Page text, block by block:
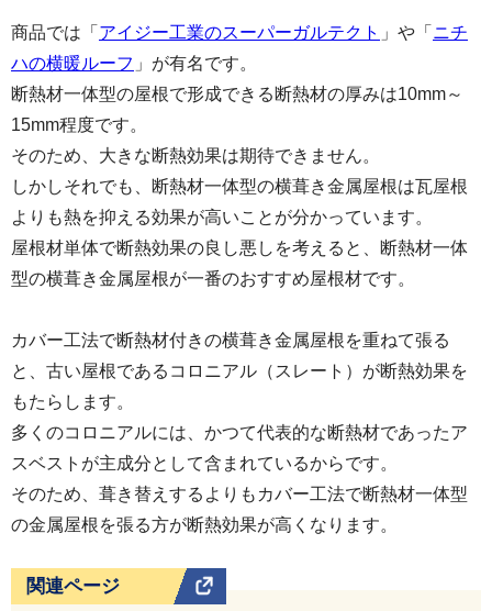
商品では「 アイジー工業のスーパーガルテクト 」や「 ニチ
ハの横暖ルーフ 」が有名です。
断熱材一体型の屋根で形成できる断熱材の厚みは10mm～
15mm程度です。
そのため、大きな断熱効果は期待できません。
しかしそれでも、断熱材一体型の横葺き金属屋根は瓦屋根
よりも熱を抑える効果が高いことが分かっています。
屋根材単体で断熱効果の良し悪しを考えると、断熱材一体
型の横葺き金属屋根が一番のおすすめ屋根材です。
カバー工法で断熱材付きの横葺き金属屋根を重ねて張る
と、古い屋根であるコロニアル（スレート）が断熱効果を
もたらします。
多くのコロニアルには、かつて代表的な断熱材であったア
スベストが主成分として含まれているからです。
そのため、葺き替えするよりもカバー工法で断熱材一体型
の金属屋根を張る方が断熱効果が高くなります。
関連ページ